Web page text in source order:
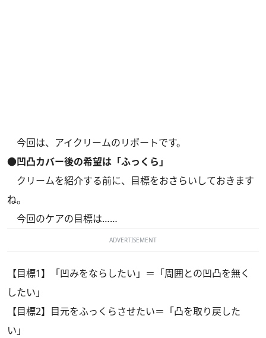
今回は、アイクリームのリポートです。
●凹凸カバー後の希望は「ふっくら」
クリームを紹介する前に、目標をおさらいしておきます
ね。
今回のケアの目標は……
ADVERTISEMENT
【目標1】「凹みをならしたい」＝「周囲との凹凸を無く
したい」
【目標2】目元をふっくらさせたい＝「凸を取り戻した
い」